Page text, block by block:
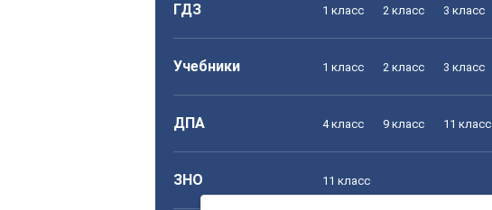
ГДЗ 1 класс 2 класс 3 класс
Учебники 1 класс 2 класс 3 класс
ДПА 4 класс 9 класс 11 класс
ЗНО 11 класс